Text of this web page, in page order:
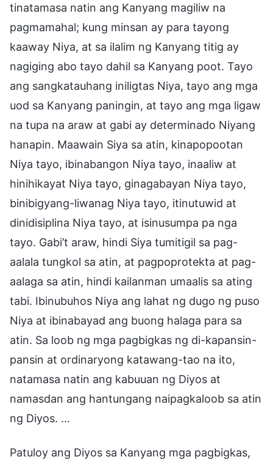
tinatamasa natin ang Kanyang magiliw na
pagmamahal; kung minsan ay para tayong
kaaway Niya, at sa ilalim ng Kanyang titig ay
nagiging abo tayo dahil sa Kanyang poot. Tayo
ang sangkatauhang iniligtas Niya, tayo ang mga
uod sa Kanyang paningin, at tayo ang mga ligaw
na tupa na araw at gabi ay determinado Niyang
hanapin. Maawain Siya sa atin, kinapopootan
Niya tayo, ibinabangon Niya tayo, inaaliw at
hinihikayat Niya tayo, ginagabayan Niya tayo,
binibigyang-liwanag Niya tayo, itinutuwid at
dinidisiplina Niya tayo, at isinusumpa pa nga
tayo. Gabi’t araw, hindi Siya tumitigil sa pag-
aalala tungkol sa atin, at pagpoprotekta at pag-
aalaga sa atin, hindi kailanman umaalis sa ating
tabi. Ibinubuhos Niya ang lahat ng dugo ng puso
Niya at ibinabayad ang buong halaga para sa
atin. Sa loob ng mga pagbigkas ng di-kapansin-
pansin at ordinaryong katawang-tao na ito,
natamasa natin ang kabuuan ng Diyos at
namasdan ang hantungang naipagkaloob sa atin
ng Diyos. …
Patuloy ang Diyos sa Kanyang mga pagbigkas,